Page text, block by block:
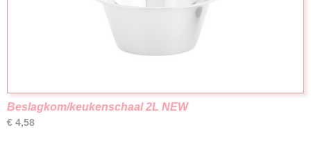
Beslagkom/keukenschaal 2L NEW
€ 4,58